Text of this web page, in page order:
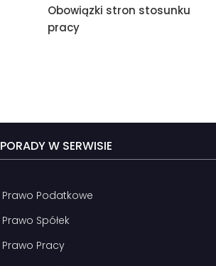
Obowiązki stron stosunku
pracy
PORADY W SERWISIE
Prawo Podatkowe
Prawo Spółek
Prawo Pracy